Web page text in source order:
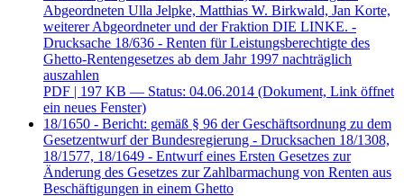
Abgeordneten Ulla Jelpke, Matthias W. Birkwald, Jan Korte,
weiterer Abgeordneter und der Fraktion DIE LINKE. -
Drucksache 18/636 - Renten für Leistungsberechtigte des
Ghetto-Rentengesetzes ab dem Jahr 1997 nachträglich
auszahlen
PDF | 197 KB — Status: 04.06.2014 (Dokument, Link öffnet
ein neues Fenster)
18/1650 - Bericht: gemäß § 96 der Geschäftsordnung zu dem
Gesetzentwurf der Bundesregierung - Drucksachen 18/1308,
18/1577, 18/1649 - Entwurf eines Ersten Gesetzes zur
Änderung des Gesetzes zur Zahlbarmachung von Renten aus
Beschäftigungen in einem Ghetto